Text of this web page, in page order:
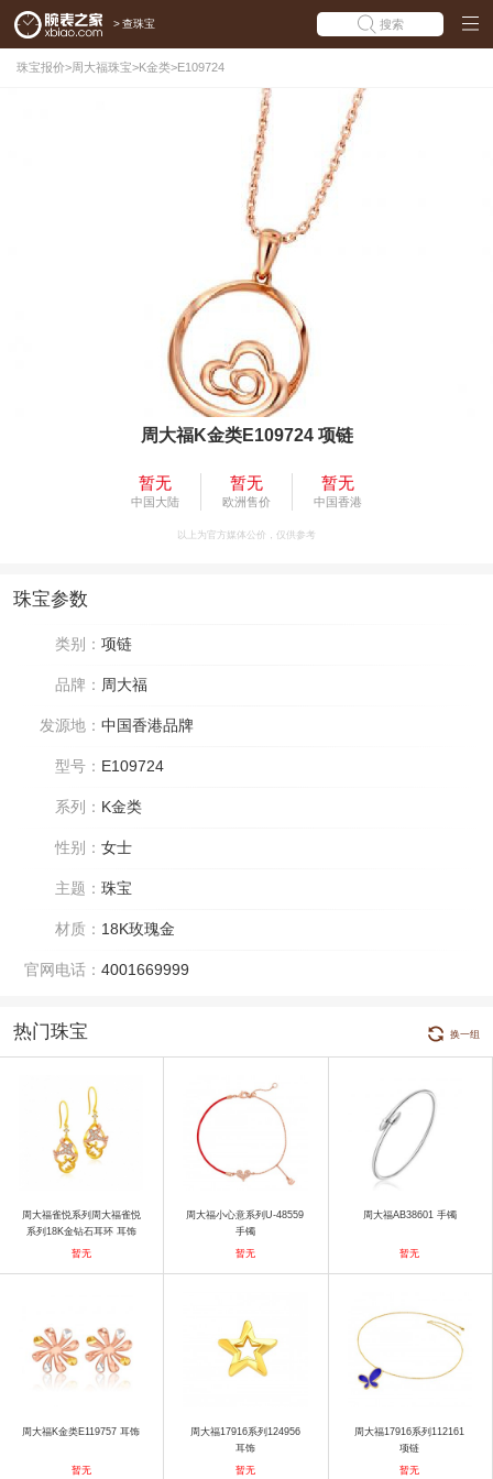
> 查珠宝 搜索
珠宝报价> 周大福珠宝>K金类>E109724
周大福K金类E109724 项链
暂无
中国大陆
暂无
欧洲售价
暂无
中国香港
以上为官方媒体公价，仅供参考
珠宝参数
类别： 项链
品牌： 周大福
发源地： 中国香港品牌
型号： E109724
系列： K金类
性别： 女士
主题： 珠宝
材质： 18K玫瑰金
官网电话： 4001669999
热门珠宝 换一组
周大福雀悦系列周大福雀悦
系列18K金钻石耳环 耳饰
暂无
周大福小心意系列U-48559
手镯
暂无
周大福AB38601 手镯
暂无
周大福K金类E119757 耳饰
暂无
周大福17916系列124956
耳饰
暂无
周大福17916系列112161
项链
暂无